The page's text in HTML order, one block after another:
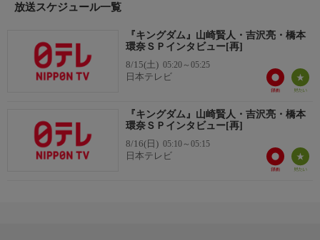
原作・脚本
「キングダム」原泰久（集英社「週刊ヤングジャンプ」連載)
米津玄師「夜鷹」(Sony Music Labels Inc.)
おしらせ
放送スケジュール一覧
『キングダム』山崎賢人・吉沢亮・橋本
環奈ＳＰインタビュー[再]
8/15(土) 05:20～05:25
日本テレビ
『キングダム』山崎賢人・吉沢亮・橋本
環奈ＳＰインタビュー[再]
8/16(日) 05:10～05:15
日本テレビ